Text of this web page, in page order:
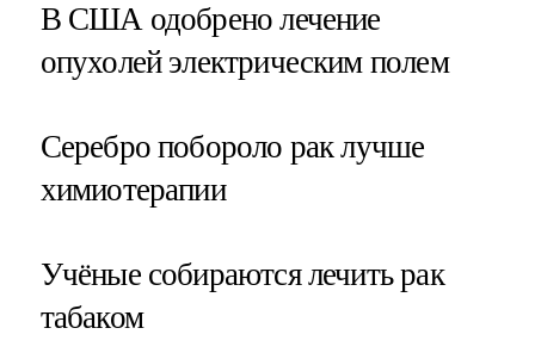
В США одобрено лечение
опухолей электрическим полем
Серебро побороло рак лучше
химиотерапии
Учёные собираются лечить рак
табаком